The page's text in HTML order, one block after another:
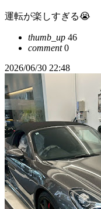
運転が楽しすぎる😭
thumb_up 46
comment0
2026/06/30 22:48